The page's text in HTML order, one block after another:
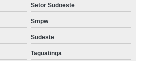
Setor Sudoeste
Smpw
Sudeste
Taguatinga